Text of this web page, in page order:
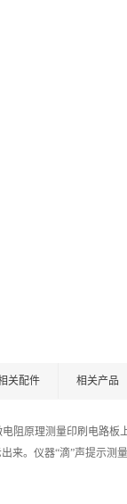
关配件 相关产品
阻原理测量印刷电路
来。仪器“滴”声提示测